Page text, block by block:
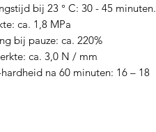
bij 23 ° C: 30 - 45 minuten.
ca. 1,8 MPa
bij pauze: ca. 220%
ca. 3,0 N / mm
na 60 minuten: 16 – 18